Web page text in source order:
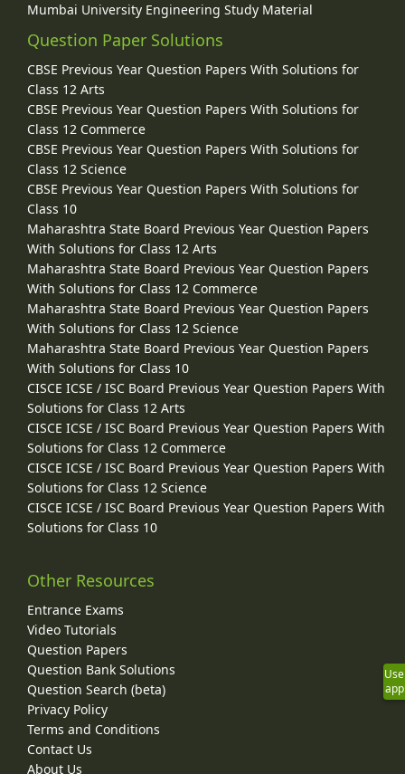
Mumbai University Engineering Study Material
Question Paper Solutions
CBSE Previous Year Question Papers With Solutions for
Class 12 Arts
CBSE Previous Year Question Papers With Solutions for
Class 12 Commerce
CBSE Previous Year Question Papers With Solutions for
Class 12 Science
CBSE Previous Year Question Papers With Solutions for
Class 10
Maharashtra State Board Previous Year Question Papers
With Solutions for Class 12 Arts
Maharashtra State Board Previous Year Question Papers
With Solutions for Class 12 Commerce
Maharashtra State Board Previous Year Question Papers
With Solutions for Class 12 Science
Maharashtra State Board Previous Year Question Papers
With Solutions for Class 10
CISCE ICSE / ISC Board Previous Year Question Papers With
Solutions for Class 12 Arts
CISCE ICSE / ISC Board Previous Year Question Papers With
Solutions for Class 12 Commerce
CISCE ICSE / ISC Board Previous Year Question Papers With
Solutions for Class 12 Science
CISCE ICSE / ISC Board Previous Year Question Papers With
Solutions for Class 10
Other Resources
Entrance Exams
Video Tutorials
Question Papers
Question Bank Solutions
Question Search (beta)
Privacy Policy
Terms and Conditions
Contact Us
About Us
Use
app